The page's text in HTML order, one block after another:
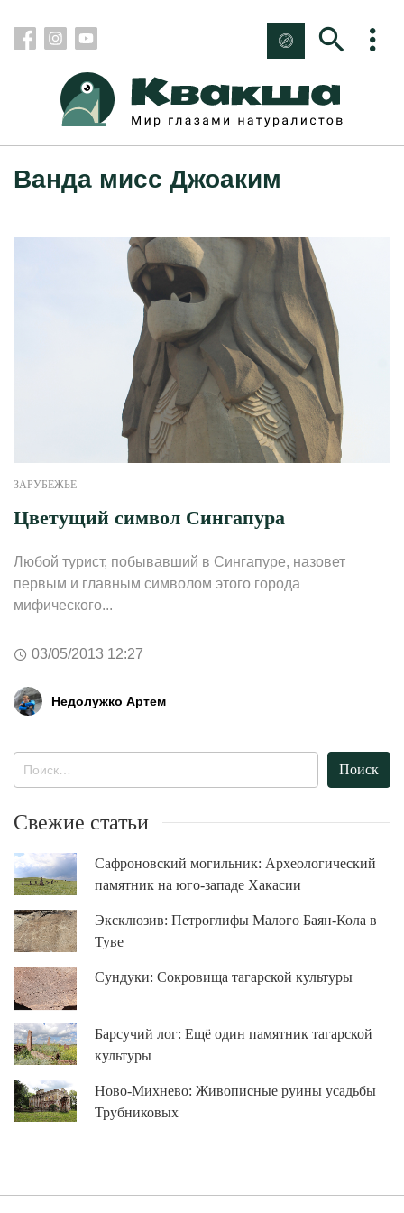
Ванда мисс Джоаким
ЗАРУБЕЖЬЕ
Цветущий символ Сингапура
Любой турист, побывавший в Сингапуре, назовет
первым и главным символом этого города
мифического...
03/05/2013 12:27
Недолужко Артем
Свежие статьи
Сафроновский могильник: Археологический
памятник на юго-западе Хакасии
Эксклюзив: Петроглифы Малого Баян-Кола в
Туве
Сундуки: Сокровища тагарской культуры
Барсучий лог: Ещё один памятник тагарской
культуры
Ново-Михнево: Живописные руины усадьбы
Трубниковых